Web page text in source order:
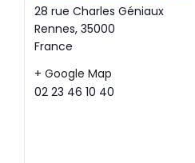
28 rue Charles Géniaux
Rennes, 35000
France
+ Google Map
02 23 46 10 40